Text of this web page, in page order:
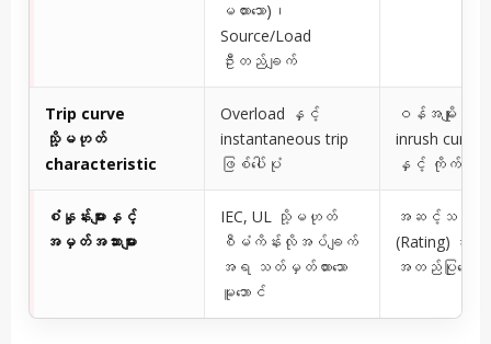
မထားသော)၊
Source/Load
ဦးတည်ချက်
Trip curve
သို့မဟုတ်
characteristic
Overload နှင့်
instantaneous trip
ဖြစ်ပေါ်ပုံ
ဝန်အမျိုးအစ
inrush
နှင့် ကိုက်ညီ
စံနှုန်းများနှင့်
အမှတ်အသားများ
IEC, UL သို့မဟုတ်
စီမံကိန်းလိုအပ်ချက်
အရ သတ်မှတ်ထားသော
မူဘောင်
အဆင့်သတ်မှ
(Rating) အခြ
အတည်ပြုပေး